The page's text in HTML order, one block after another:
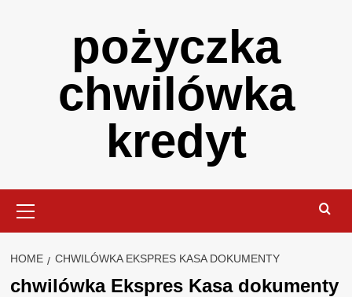
pożyczka
chwilówka
kredyt
Menu
HOME CHWILÓWKA EKSPRES KASA DOKUMENTY
chwilówka Ekspres Kasa dokumenty